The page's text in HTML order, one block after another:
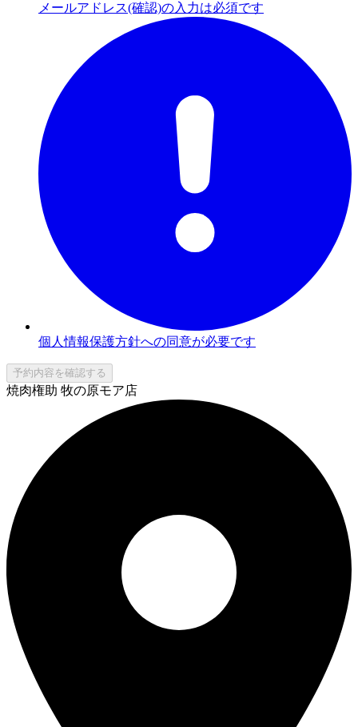
メールアドレス(確認)の入力は必須です
個人情報保護方針への同意が必要です
予約内容を確認する
焼肉権助 牧の原モア店